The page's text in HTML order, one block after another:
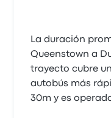
La duración
Queenstown a
trayecto cubre
autobús más
30m y es